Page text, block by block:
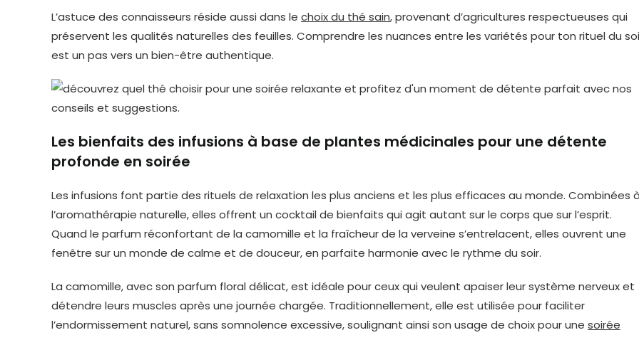
L’astuce des connaisseurs réside aussi dans le choix du thé sain, provenant d’agricultures respectueuses qui
préservent les qualités naturelles des feuilles. Comprendre les nuances entre les variétés pour ton rituel du
est un pas vers un bien-être authentique.
Les bienfaits des infusions à base de plantes médicinales pour une détente
profonde en soirée
Les infusions font partie des rituels de relaxation les plus anciens et les plus efficaces au monde. Combinées
l’aromathérapie naturelle, elles offrent un cocktail de bienfaits qui agit autant sur le corps que sur l’esprit.
Quand le parfum réconfortant de la camomille et la fraîcheur de la verveine s’entrelacent, elles ouvrent une
fenêtre sur un monde de calme et de douceur, en parfaite harmonie avec le rythme du soir.
La camomille, avec son parfum floral délicat, est idéale pour ceux qui veulent apaiser leur système nerveux et
détendre leurs muscles après une journée chargée. Traditionnellement, elle est utilisée pour faciliter
l’endormissement naturel, sans somnolence excessive, soulignant ainsi son usage de choix pour une soirée